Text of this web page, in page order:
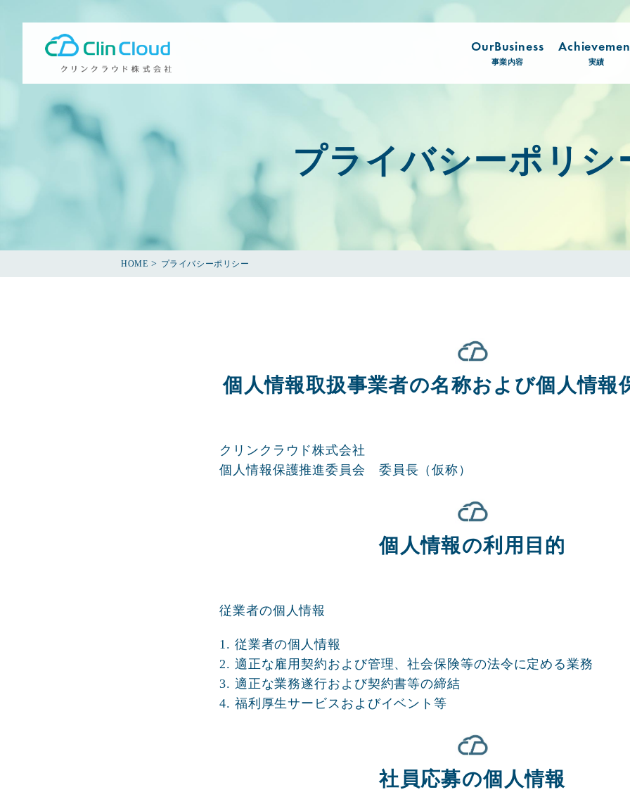
OurBusiness
事業内容 実績
プライバシーポリシ
HOME > プライバシーポリシー
個人情報取扱事業者の名称および個人情報
クリンクラウド株式会社
個人情報保護推進委員会 委員長（仮称）
個人情報の利用目的
従業者の個人情報
1. 従業者の個人情報
2. 適正な雇用契約および管理、社会保険等の法令に定める業務
3. 適正な業務遂行および契約書等の締結
4. 福利厚生サービスおよびイベント等
社員応募の個人情報